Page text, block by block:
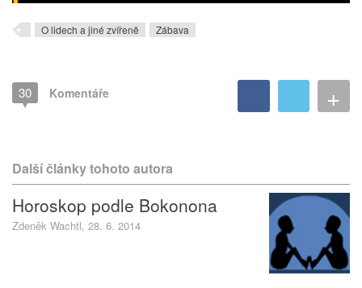
O lidech a jiné zvířeně Zábava
30 Komentáře +
Další články tohoto autora
Horoskop podle Bokonona
Zdeněk Wachtl, 28. 6. 2014